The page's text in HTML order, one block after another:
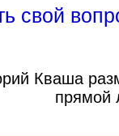
свой
Кваша
прямой